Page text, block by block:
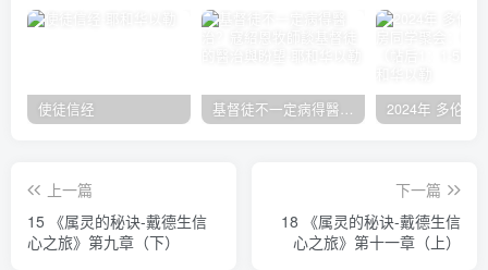
使徒信经 基督徒不一定病得醫治？寇紹恩牧師談基督徒的醫治與盼望
上一篇
15 《属灵的秘诀-戴德生信
心之旅》第九章（下）
下一篇
18 《属灵的秘诀-戴德生信
心之旅》第十一章（上）